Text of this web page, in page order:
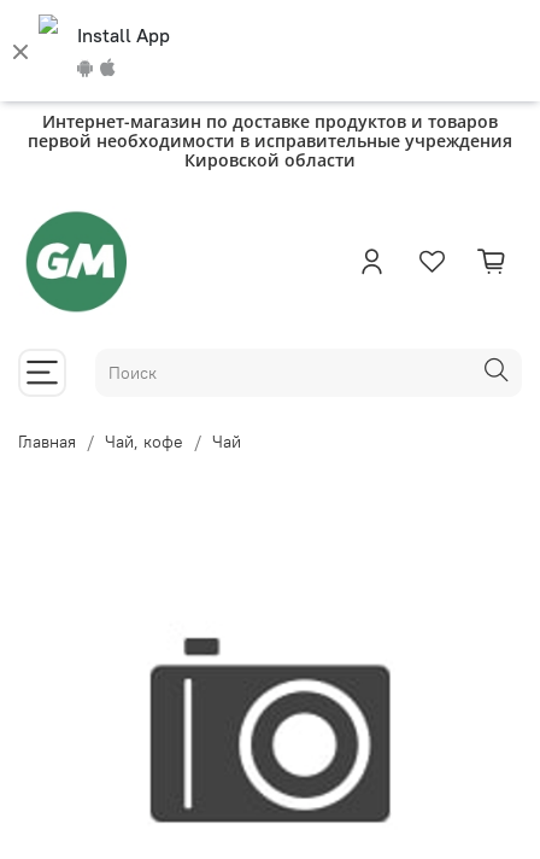
Install App
Интернет-магазин по доставке продуктов и товаров
первой необходимости в исправительные учреждения
Кировской области
Главная Чай, кофе Чай